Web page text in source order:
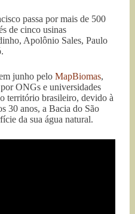
passa por mais de 500
de cinco usinas
Apolônio Sales, Paulo
junho pelo MapBiomas,
ONGs e universidades
território brasileiro, devido à
30 anos, a Bacia do São
da sua água natural.